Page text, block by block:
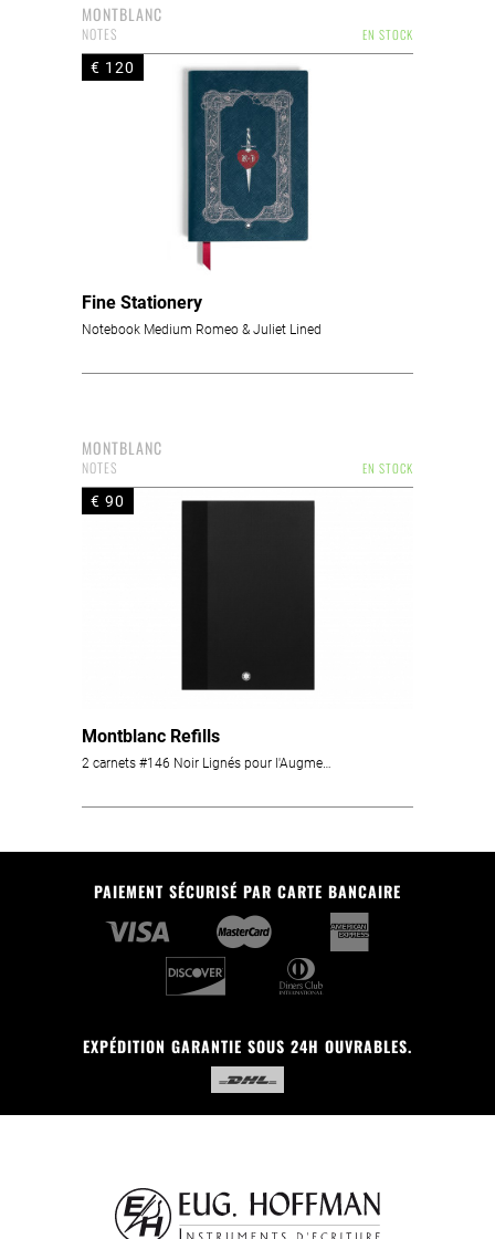
MONTBLANC
EN STOCK
NOTES
€ 120
Fine Stationery
Notebook Medium Romeo & Juliet Lined
MONTBLANC
EN STOCK
NOTES
€ 90
Montblanc Refills
2 carnets #146 Noir Lignés pour l'Augmented Paper
PAIEMENT SÉCURISÉ PAR CARTE BANCAIRE
EXPÉDITION GARANTIE SOUS 24H OUVRABLES.